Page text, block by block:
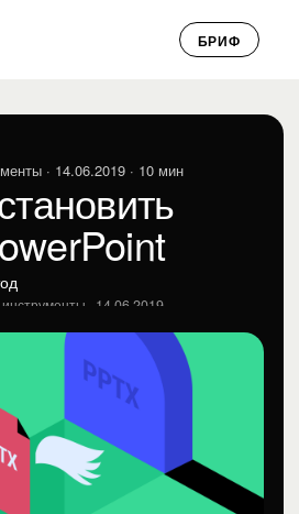
БРИФ
· 14.06.2019 · 10 мин
· 14.06.2019